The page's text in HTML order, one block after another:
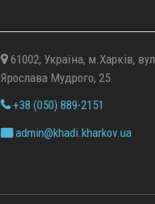
61002, Україна, м.Харків, вул.
Ярослава Мудрого, 25
+38 (050) 889-2151
admin@khadi.kharkov.ua